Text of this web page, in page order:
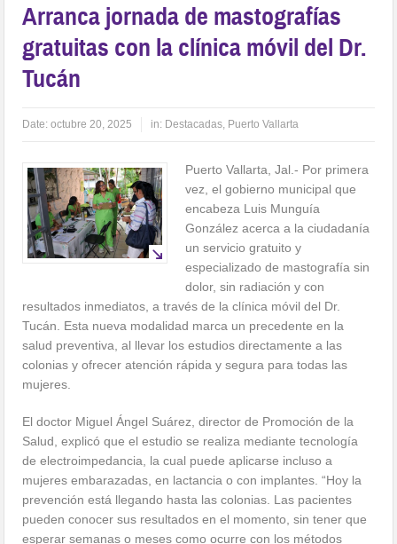
Arranca jornada de mastografías
gratuitas con la clínica móvil del Dr.
Tucán
Date:octubre 20, 2025 in: Destacadas, Puerto Vallarta
Puerto Vallarta, Jal.- Por primera
vez, el gobierno municipal que
encabeza Luis Munguía
González acerca a la ciudadanía
un servicio gratuito y
especializado de mastografía sin
dolor, sin radiación y con
resultados inmediatos, a través de la clínica móvil del Dr.
Tucán. Esta nueva modalidad marca un precedente en la
salud preventiva, al llevar los estudios directamente a las
colonias y ofrecer atención rápida y segura para todas las
mujeres.
El doctor Miguel Ángel Suárez, director de Promoción de la
Salud, explicó que el estudio se realiza mediante tecnología
de electroimpedancia, la cual puede aplicarse incluso a
mujeres embarazadas, en lactancia o con implantes. “Hoy la
prevención está llegando hasta las colonias. Las pacientes
pueden conocer sus resultados en el momento, sin tener que
esperar semanas o meses como ocurre con los métodos